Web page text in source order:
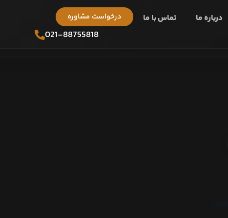
درباره ما تماس با ما درخواست مشاوره
021-88755818